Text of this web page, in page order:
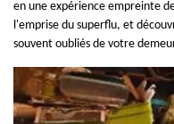
en une expérience empreinte
l'emprise du superflu, et
souvent oubliés de votre